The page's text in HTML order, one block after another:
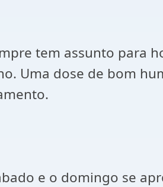
tem assunto para
Uma dose de bom
e o domingo se